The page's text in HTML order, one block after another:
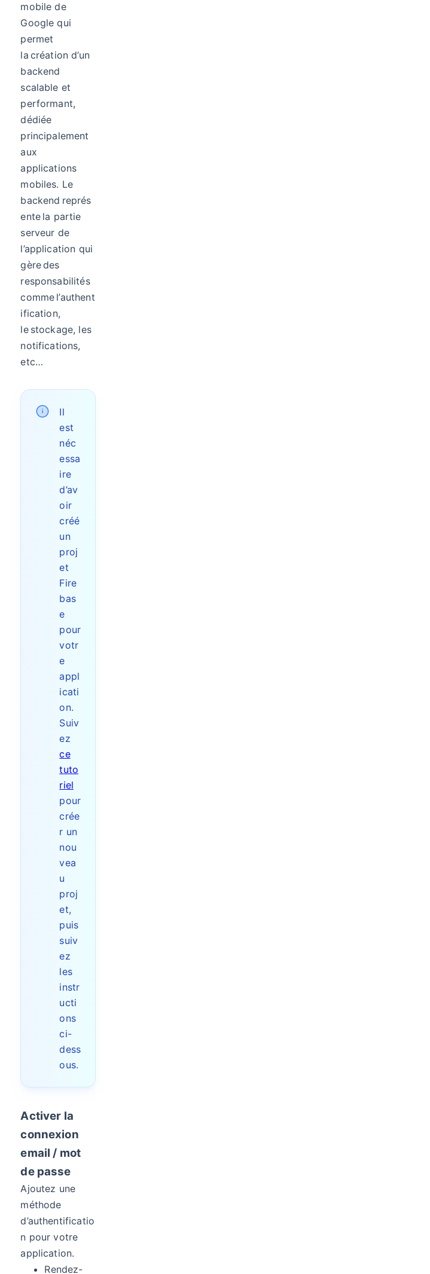
mobile de
Google qui
permet
la création d’un
backend
scalable et
performant,
dédiée
principalement
aux
applications
mobiles. Le
backend représ
ente la partie
serveur de
l’application qui
gère des
responsabilités
comme l’authent
ification,
le stockage, les
notifications,
etc…
Il
est
néc
essa
ire
d’av
oir
créé
un
proj
et
Fire
bas
e
pour
votr
e
appl
icati
on.
Suiv
ez
ce
tuto
riel
pour
crée
r un
nou
vea
u
proj
et,
puis
suiv
ez
les
instr
ucti
ons
ci-
dess
ous.
Activer la
connexion
email / mot
de passe
Ajoutez une
méthode
d’authentificatio
n pour votre
application.
Rendez-